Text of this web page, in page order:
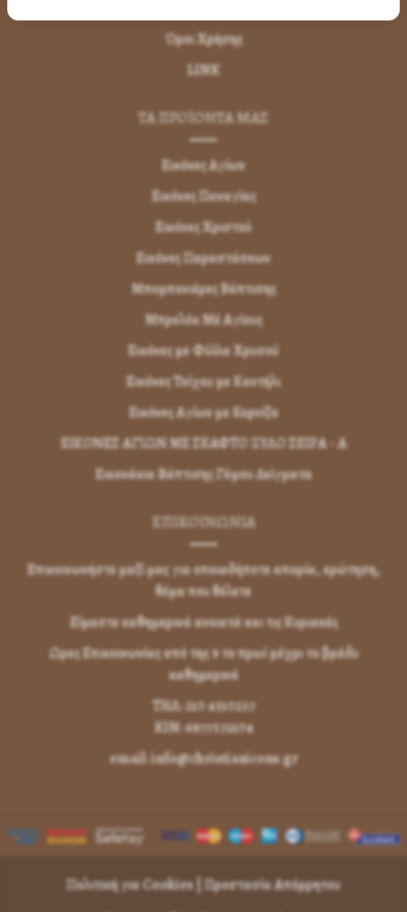
Όροι Χρήσης
LINK
ΤΑ ΠΡΟΪΟΝΤΑ ΜΑΣ
Εικόνες Αγίων
Εικόνες Παναγίας
Εικόνες Χριστού
Εικόνες Παραστάσεων
Μπομπονιέρες Βάπτισης
Μπρελόκ Μέ Αγίους
Εικόνες με Φύλλα Χρυσού
Εικόνες Τοίχου με Καντήλι
Εικόνες Αγίων με Κορνίζα
ΕΙΚΟΝΕΣ ΑΓΙΩΝ ΜΕ ΣΚΑΦΤΟ ΞΥΛΟ ΣΕΙΡΑ - Α
Εικονάκια Βάπτισης Γάμου Δείγματα
ΕΠΙΚΟΙΝΩΝΊΑ
Επικοινωνήστε μαζί μας για οποιαδήποτε απορία, ερώτηση,
θέμα που θέλετε
Είμαστε καθημερινά ανοικτά και τις Κυριακές
Ωρες Επικοινωνίας από της 9 το πρωί μέχρι το βράδυ
καθημερινά
ΤΗΛ: 210 4310257
KIN: 6977572104
email: info@christianicons.gr
Πολιτική για Cookies Προστασία Απόρρητου